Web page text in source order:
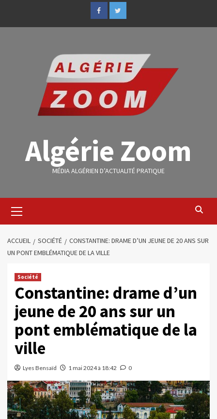
Algérie Zoom
MÉDIA ALGÉRIEN D’ACTUALITÉ PRATIQUE
ACCUEIL SOCIÉTÉ
CONSTANTINE: DRAME D’UN JEUNE DE 20 ANS SUR
UN PONT EMBLÉMATIQUE DE LA VILLE
Société
Constantine: drame d’un
jeune de 20 ans sur un
pont emblématique de la
ville
Lyes Bensaïd 1 mai 2024 à 18:42 0